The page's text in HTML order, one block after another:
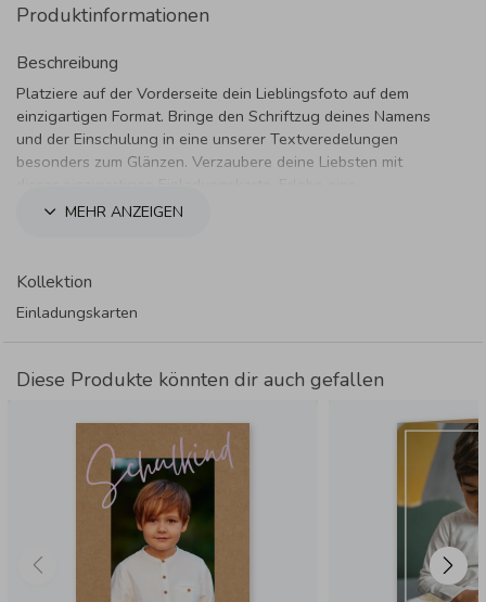
Produktinformationen
Beschreibung
Platziere auf der Vorderseite dein Lieblingsfoto auf dem
einzigartigen Format. Bringe den Schriftzug deines Namens
und der Einschulung in eine unserer Textveredelungen
besonders zum Glänzen. Verzaubere deine Liebsten mit
herausragenden neuen Lebensabschnitt.
MEHR ANZEIGEN
Kollektion
Einladungskarten
Diese Produkte könnten dir auch gefallen